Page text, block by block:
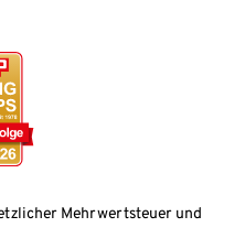
Mehrwertsteuer und